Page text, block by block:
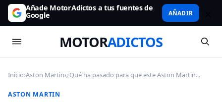
Añade MotorAdictos a tus fuentes de
Google AÑADIR
MOTORADICTOS
Inicio›Aston Martin›¿Qué ha pasado para que este Aston Martin...
ASTON MARTIN